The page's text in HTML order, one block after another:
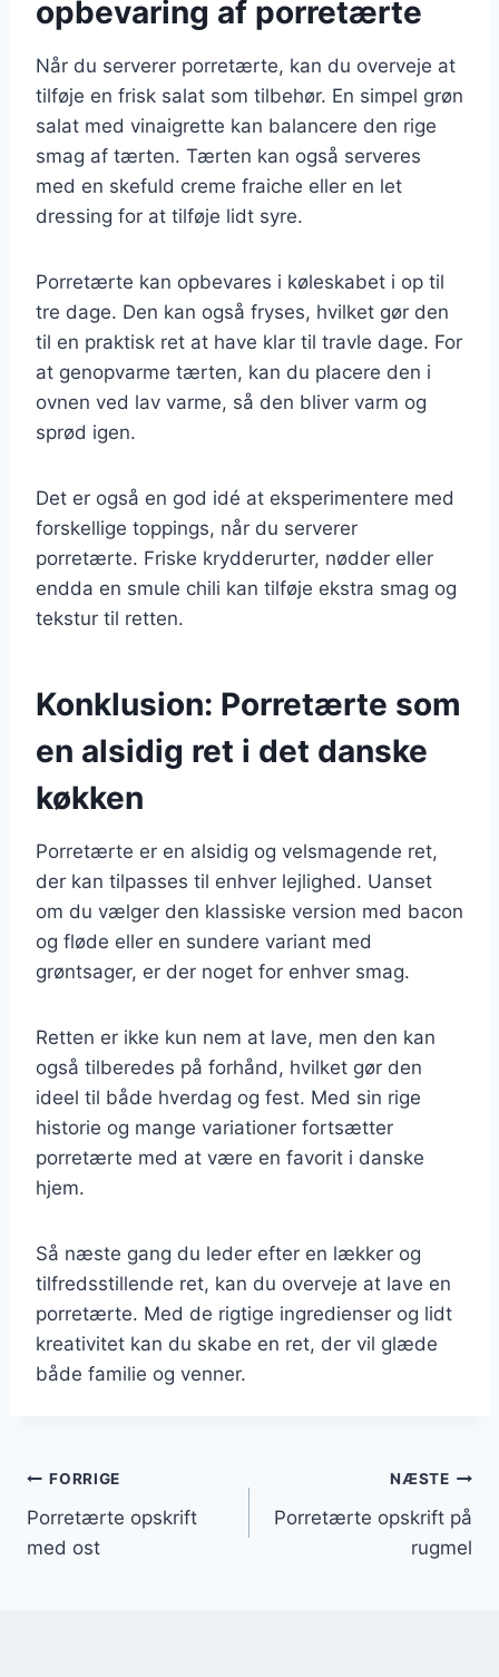
opbevaring af porretærte
Når du serverer porretærte, kan du overveje at
tilføje en frisk salat som tilbehør. En simpel grøn
salat med vinaigrette kan balancere den rige
smag af tærten. Tærten kan også serveres
med en skefuld creme fraiche eller en let
dressing for at tilføje lidt syre.
Porretærte kan opbevares i køleskabet i op til
tre dage. Den kan også fryses, hvilket gør den
til en praktisk ret at have klar til travle dage. For
at genopvarme tærten, kan du placere den i
ovnen ved lav varme, så den bliver varm og
sprød igen.
Det er også en god idé at eksperimentere med
forskellige toppings, når du serverer
porretærte. Friske krydderurter, nødder eller
endda en smule chili kan tilføje ekstra smag og
tekstur til retten.
Konklusion: Porretærte som
en alsidig ret i det danske
køkken
Porretærte er en alsidig og velsmagende ret,
der kan tilpasses til enhver lejlighed. Uanset
om du vælger den klassiske version med bacon
og fløde eller en sundere variant med
grøntsager, er der noget for enhver smag.
Retten er ikke kun nem at lave, men den kan
også tilberedes på forhånd, hvilket gør den
ideel til både hverdag og fest. Med sin rige
historie og mange variationer fortsætter
porretærte med at være en favorit i danske
hjem.
Så næste gang du leder efter en lækker og
tilfredsstillende ret, kan du overveje at lave en
porretærte. Med de rigtige ingredienser og lidt
kreativitet kan du skabe en ret, der vil glæde
både familie og venner.
Indlægsnavigation
FORRIGE
Porretærte opskrift
med ost
NÆSTE
Porretærte opskrift på
rugmel